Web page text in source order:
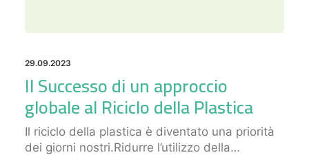
29.09.2023
Il Successo di un approccio
globale al Riciclo della Plastica
Il riciclo della plastica è diventato una priorità
dei giorni nostri.Ridurre l’utilizzo della…